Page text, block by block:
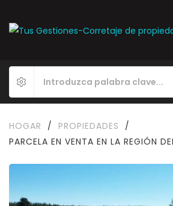
HOGAR / PROPIEDADES
/
PARCELA EN VENTA EN LA REGIÓN